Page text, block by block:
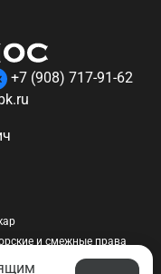
+7 (908) 717-91-62
и смежные права